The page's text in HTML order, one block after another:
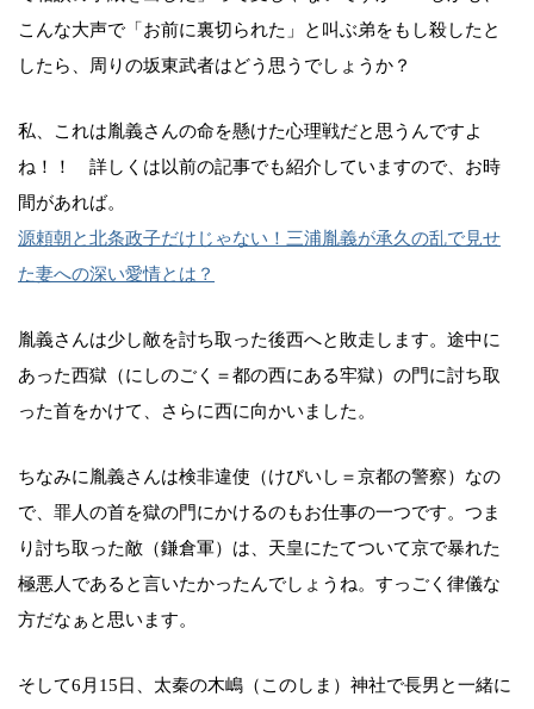
こんな大声で「お前に裏切られた」と叫ぶ弟をもし殺したと
したら、周りの坂東武者はどう思うでしょうか？
私、これは胤義さんの命を懸けた心理戦だと思うんですよ
ね！！ 詳しくは以前の記事でも紹介していますので、お時
間があれば。
源頼朝と北条政子だけじゃない！三浦胤義が承久の乱で見せ
た妻への深い愛情とは？
胤義さんは少し敵を討ち取った後西へと敗走します。途中に
あった西獄（にしのごく＝都の西にある牢獄）の門に討ち取
った首をかけて、さらに西に向かいました。
ちなみに胤義さんは検非違使（けびいし＝京都の警察）なの
で、罪人の首を獄の門にかけるのもお仕事の一つです。つま
り討ち取った敵（鎌倉軍）は、天皇にたてついて京で暴れた
極悪人であると言いたかったんでしょうね。すっごく律儀な
方だなぁと思います。
そして6月15日、太秦の木嶋（このしま）神社で長男と一緒に